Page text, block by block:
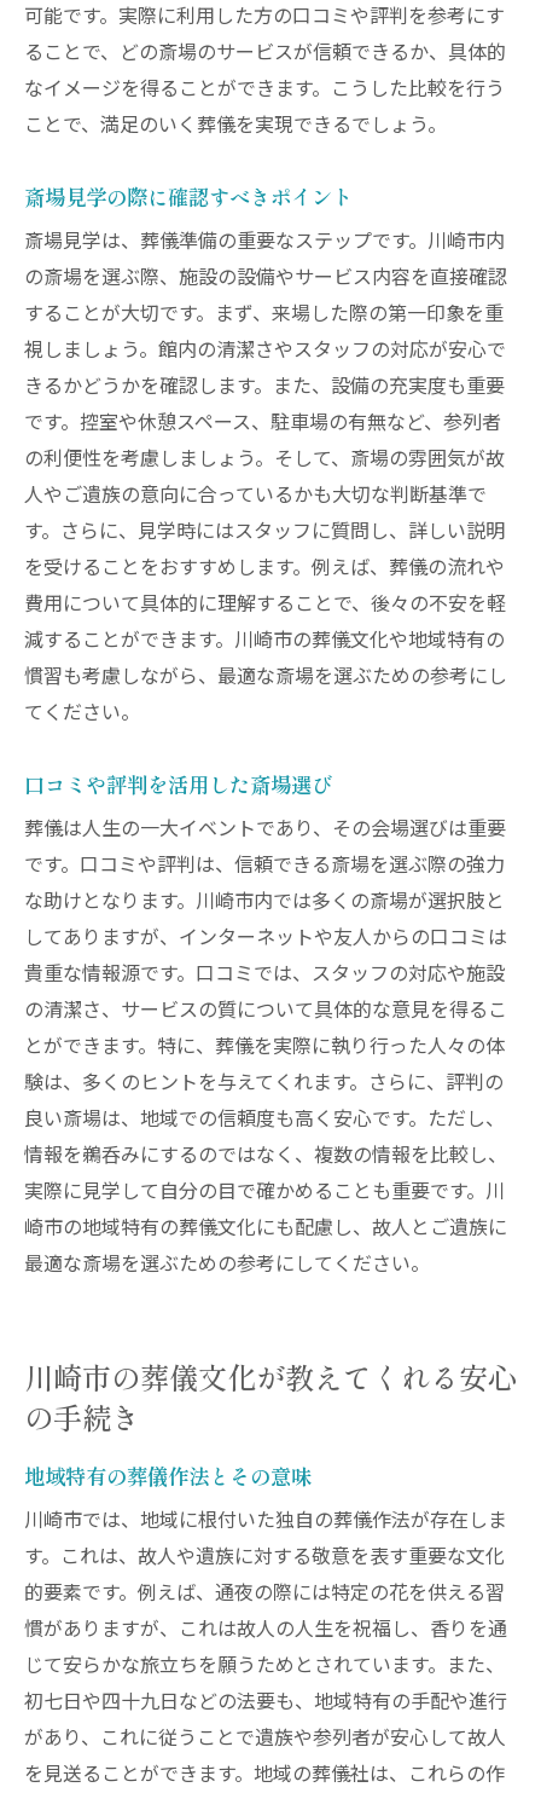
可能です。実際に利用した方の口コミや評判を参考にす
ることで、どの斎場のサービスが信頼できるか、具体的
なイメージを得ることができます。こうした比較を行う
ことで、満足のいく葬儀を実現できるでしょう。
斎場見学の際に確認すべきポイント
斎場見学は、葬儀準備の重要なステップです。川崎市内
の斎場を選ぶ際、施設の設備やサービス内容を直接確認
することが大切です。まず、来場した際の第一印象を重
視しましょう。館内の清潔さやスタッフの対応が安心で
きるかどうかを確認します。また、設備の充実度も重要
です。控室や休憩スペース、駐車場の有無など、参列者
の利便性を考慮しましょう。そして、斎場の雰囲気が故
人やご遺族の意向に合っているかも大切な判断基準で
す。さらに、見学時にはスタッフに質問し、詳しい説明
を受けることをおすすめします。例えば、葬儀の流れや
費用について具体的に理解することで、後々の不安を軽
減することができます。川崎市の葬儀文化や地域特有の
慣習も考慮しながら、最適な斎場を選ぶための参考にし
てください。
口コミや評判を活用した斎場選び
葬儀は人生の一大イベントであり、その会場選びは重要
です。口コミや評判は、信頼できる斎場を選ぶ際の強力
な助けとなります。川崎市内では多くの斎場が選択肢と
してありますが、インターネットや友人からの口コミは
貴重な情報源です。口コミでは、スタッフの対応や施設
の清潔さ、サービスの質について具体的な意見を得るこ
とができます。特に、葬儀を実際に執り行った人々の体
験は、多くのヒントを与えてくれます。さらに、評判の
良い斎場は、地域での信頼度も高く安心です。ただし、
情報を鵜呑みにするのではなく、複数の情報を比較し、
実際に見学して自分の目で確かめることも重要です。川
崎市の地域特有の葬儀文化にも配慮し、故人とご遺族に
最適な斎場を選ぶための参考にしてください。
川崎市の葬儀文化が教えてくれる安心
の手続き
地域特有の葬儀作法とその意味
川崎市では、地域に根付いた独自の葬儀作法が存在しま
す。これは、故人や遺族に対する敬意を表す重要な文化
的要素です。例えば、通夜の際には特定の花を供える習
慣がありますが、これは故人の人生を祝福し、香りを通
じて安らかな旅立ちを願うためとされています。また、
初七日や四十九日などの法要も、地域特有の手配や進行
があり、これに従うことで遺族や参列者が安心して故人
を見送ることができます。地域の葬儀社は、これらの作